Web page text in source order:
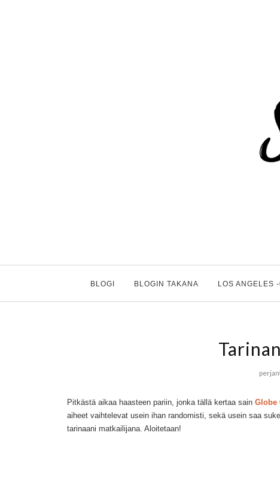
BLOGI BLOGIN TAKANA LOS ANGELES
Pitkästä aikaa haasteen pariin, jonka tällä kertaa sain Globe
aiheet vaihtelevat usein ihan randomisti, sekä usein saa
tarinaani matkailijana. Aloitetaan!